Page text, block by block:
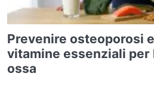
Prevenire osteoporosi
vitamine essenziali per
ossa